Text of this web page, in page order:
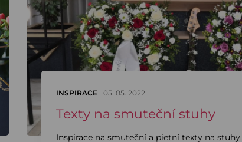
INSPIRACE 05. 05. 2022
Texty na smuteční stuhy
Inspirace na smuteční a pietní texty na stuhy.